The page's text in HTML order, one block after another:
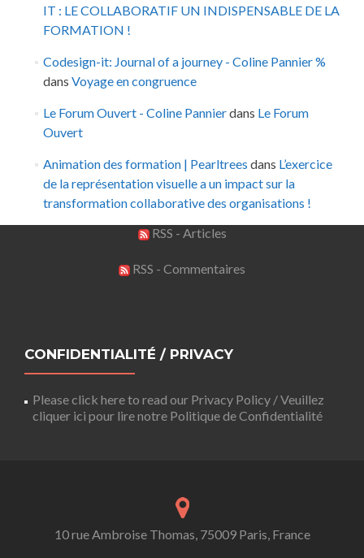
IT : LE COLLABORATIF UN INDISPENSABLE DE LA
FORMATION !
Codesign-it: Journal of a journey - Coline Pannier %
dans Voyage en congruence
Le Forum Ouvert - Coline Pannierdans Le Forum
Ouvert
Animation des formation | Pearltrees dans L’exercice
de la représentation visuelle a un impact sur la
transformation collaborative des organisations !
RSS - Articles
RSS - Commentaires
CONFIDENTIALITÉ / PRIVACY
Please click here to read our Privacy Policy / Veuillez
cliquer ici pour lire notre Politique de Confidentialité
10 rue Ambroise Thomas, 75009 Paris, France